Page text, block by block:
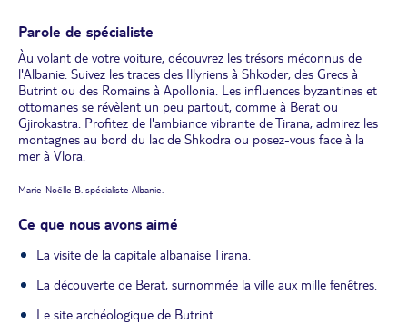
Parole de spécialiste
Àu volant de votre voiture, découvrez les trésors méconnus de
l'Albanie. Suivez les traces des Illyriens à Shkoder, des Grecs à
Butrint ou des Romains à Apollonia. Les influences byzantines et
ottomanes se révèlent un peu partout, comme à Berat ou
Gjirokastra. Profitez de l'ambiance vibrante de Tirana, admirez les
montagnes au bord du lac de Shkodra ou posez-vous face à la
mer à Vlora.
Marie-Noëlle B. spécialiste Albanie.
Ce que nous avons aimé
La visite de la capitale albanaise Tirana.
La découverte de Berat, surnommée la ville aux mille fenêtres.
Le site archéologique de Butrint.